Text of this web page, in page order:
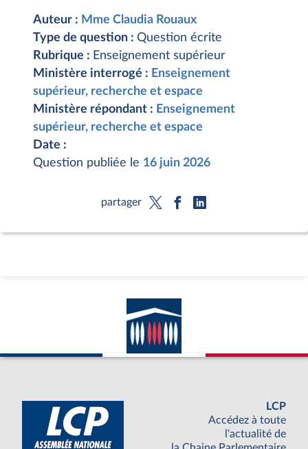
Auteur : Mme Claudia Rouaux
Type de question : Question écrite
Rubrique : Enseignement supérieur
Ministère interrogé : Enseignement
supérieur, recherche et espace
Ministère répondant : Enseignement
supérieur, recherche et espace
Date :
Question publiée le 16 juin 2026
partager
LCP
Accédez à toute
l'actualité de